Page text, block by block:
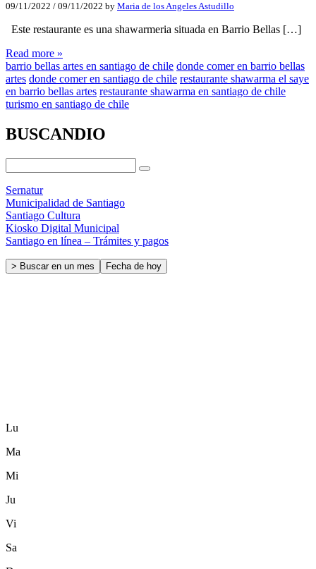
09/11/2022 / 09/11/2022 by Maria de los Angeles Astudillo
Este restaurante es una shawarmeria situada en Barrio Bellas […]
Read more »
barrio bellas artes en santiago de chile donde comer en barrio bellas
artes donde comer en santiago de chile restaurante shawarma el saye
en barrio bellas artes restaurante shawarma en santiago de chile
turismo en santiago de chile
BUSCANDIO
Sernatur
Municipalidad de Santiago
Santiago Cultura
Kiosko Digital Municipal
Santiago en línea – Trámites y pagos
> Buscar en un mes Fecha de hoy
Lu
Ma
Mi
Ju
Vi
Sa